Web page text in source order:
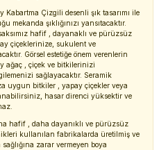
Kabartma Çizgili desenli şık tasarımı ile
şıklığınızı yansıtacaktır.
hafif , dayanaklı ve pürüzsüz
çiçeklerinize, sukulent ve
Görsel estetiğe önem verenlerin
ağaç , çiçek ve bitkilerinizi
sağlayacaktır. Seramik
uygun bitkiler , yapay çiçekler veya
hasar direnci yüksektir ve
hafif , daha dayanıklı ve pürüzsüz
kullanılan fabrikalarda üretilmiş ve
zarar vermeyen boya